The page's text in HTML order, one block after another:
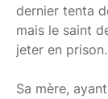
dernier tenta
mais le saint
jeter en prison.
Sa mère,